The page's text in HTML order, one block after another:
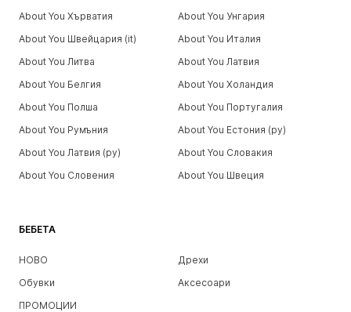
БЕБЕТА
НОВО
Дрехи
Обувки
Аксесоари
ПРОМОЦИИ
About You Хърватия
About You Унгария
About You Швейцария (it)
About You Италия
About You Литва
About You Латвия
About You Белгия
About You Холандия
About You Полша
About You Португалия
About You Румъния
About You Естония (ру)
About You Латвия (ру)
About You Словакия
About You Словения
About You Швеция